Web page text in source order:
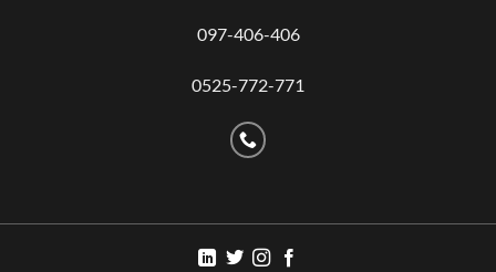
097-406-406
0525-772-771